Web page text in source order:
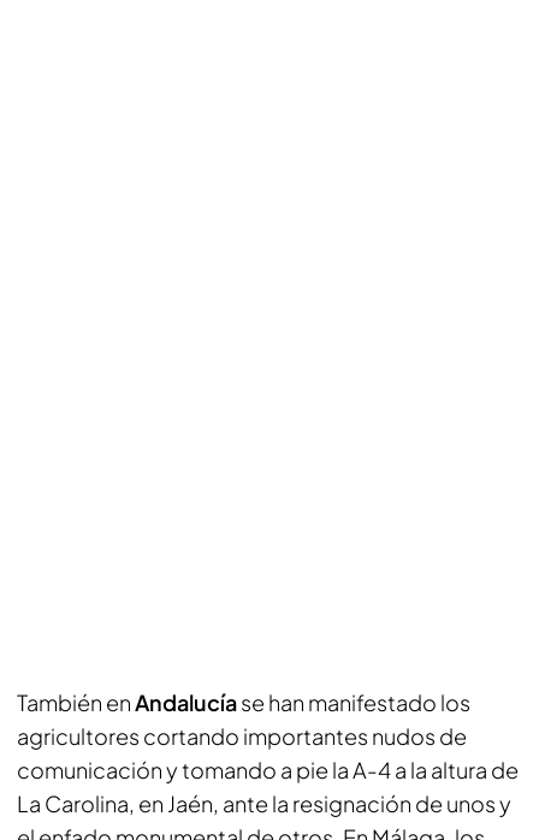
También enAndalucíase han manifestado los
agricultores cortando importantes nudos de
comunicación y tomando a pie la A-4 a la altura de
La Carolina, en Jaén, ante la resignación de unos y